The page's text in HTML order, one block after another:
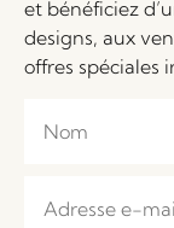
et bénéficiez
designs, aux
offres spéciales